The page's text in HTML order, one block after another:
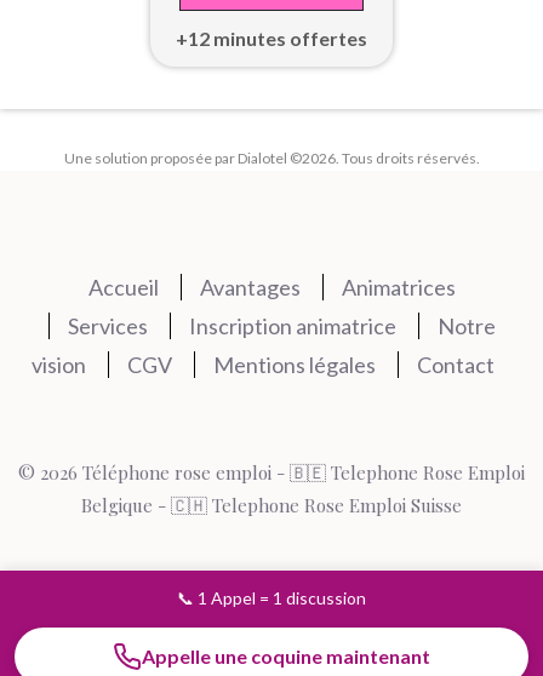
+12 minutes offertes
Une solution proposée par Dialotel ©2026. Tous droits réservés.
Accueil Avantages
Animatrices
Services
Inscription animatrice
Notre
vision
CGV Mentions légales Contact
© 2026 Téléphone rose emploi - 🇧🇪 Telephone Rose Emploi
Belgique - 🇨🇭 Telephone Rose Emploi Suisse
📞 1 Appel = 1 discussion
Appelle une coquine maintenant